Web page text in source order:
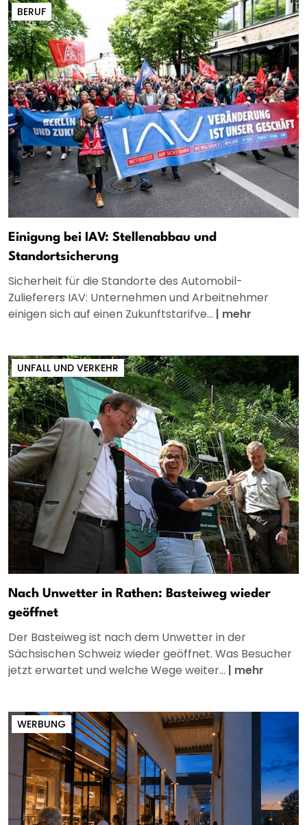
BERUF
Einigung bei IAV: Stellenabbau und
Standortsicherung
Sicherheit für die Standorte des Automobil-
Zulieferers IAV: Unternehmen und Arbeitnehmer
einigen sich auf einen Zukunftstarifve... | mehr
UNFALL UND VERKEHR
Nach Unwetter in Rathen: Basteiweg wieder
geöffnet
Der Basteiweg ist nach dem Unwetter in der
Sächsischen Schweiz wieder geöffnet. Was Besucher
jetzt erwartet und welche Wege weiter... | mehr
WERBUNG